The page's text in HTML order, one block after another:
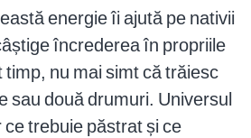
energie îi ajută pe nativii
încrederea în propriile
nu mai simt că trăiesc
sau două drumuri. Universul
trebuie păstrat și ce